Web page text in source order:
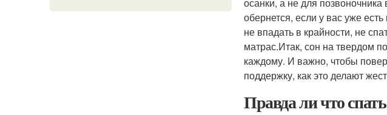
обернется, если у вас уже
не впадать в крайности, не
матрас.Итак, сон на твердом
каждому. И важно, чтобы
поддержку, как это делают
Правда ли что